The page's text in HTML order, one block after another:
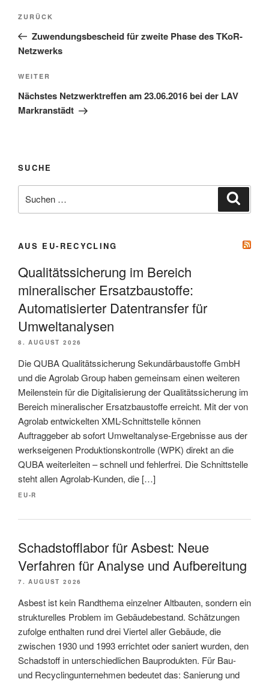
Beitragsnavigation
Vorheriger
Beitrag
ZURÜCK
Zuwendungsbescheid für zweite Phase des TKoR-
Netzwerks
Nächster
Beitrag
WEITER
Nächstes Netzwerktreffen am 23.06.2016 bei der LAV
Markranstädt
SUCHE
nach:
AUS EU-RECYCLING
Qualitätssicherung im Bereich
mineralischer Ersatzbaustoffe:
Automatisierter Datentransfer für
Umwelt­analysen
8. AUGUST 2026
Die QUBA Qualitätssicherung Sekundärbaustoffe GmbH
und die Agrolab Group haben gemeinsam einen weiteren
Meilenstein für die Digitalisierung der Qualitätssicherung im
Bereich mineralischer Ersatzbaustoffe erreicht. Mit der von
Agrolab entwickelten XML-Schnittstelle können
Auftraggeber ab sofort Umweltanalyse-Ergebnisse aus der
werkseigenen Produktionskontrolle (WPK) direkt an die
QUBA weiterleiten – schnell und fehlerfrei. Die Schnittstelle
steht allen Agrolab-Kunden, die […]
EU-R
Schadstofflabor für Asbest: Neue
Verfahren für Analyse und Aufbereitung
7. AUGUST 2026
Asbest ist kein Randthema einzelner Altbauten, sondern ein
strukturelles Problem im Gebäudebestand. Schätzungen
zufolge enthalten rund drei Viertel aller Gebäude, die
zwischen 1930 und 1993 errichtet oder saniert wurden, den
Schadstoff in unterschiedlichen Bauprodukten. Für Bau-
und Recyclingunternehmen bedeutet das: Sanierung und